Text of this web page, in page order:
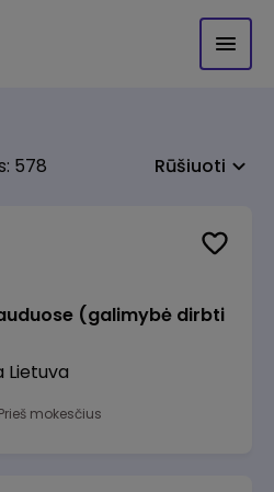
578 Rūšiuoti
(galimybė dirbti
Lietuva
Prieš mokesčius